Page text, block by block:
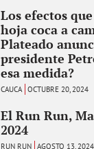
Los efectos
hoja coca a
Plateado
presidente
esa medida?
CAUCA OCTUBRE 20, 2024
El Run Run,
2024
RUN RUN AGOSTO 13, 2024